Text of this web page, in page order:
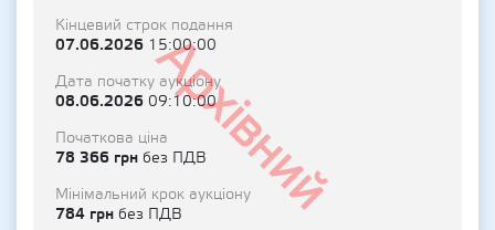
Архівний
Кінцевий строк подання
07.06.2026 15:00:00
Дата початку аукціону
08.06.2026 09:10:00
Початкова ціна
78 366 грн без ПДВ
Мінімальний крок аукціону
784 грн без ПДВ